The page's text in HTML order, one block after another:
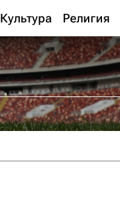
Культура Религия